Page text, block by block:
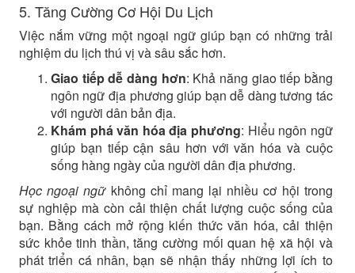
5. Tăng Cường Cơ Hội Du Lịch
Việc nắm vững một ngoại ngữ giúp bạn có những trải
nghiệm du lịch thú vị và sâu sắc hơn.
Giao tiếp dễ dàng hơn: Khả năng giao tiếp bằng
ngôn ngữ địa phương giúp bạn dễ dàng tương tác
với người dân bản địa.
Khám phá văn hóa địa phương: Hiểu ngôn ngữ
giúp bạn tiếp cận sâu hơn với văn hóa và cuộc
sống hàng ngày của người dân địa phương.
Học ngoại ngữkhông chỉ mang lại nhiều cơ hội trong
sự nghiệp mà còn cải thiện chất lượng cuộc sống của
bạn. Bằng cách mở rộng kiến thức văn hóa, cải thiện
sức khỏe tinh thần, tăng cường mối quan hệ xã hội và
phát triển cá nhân, bạn sẽ nhận thấy những lợi ích to